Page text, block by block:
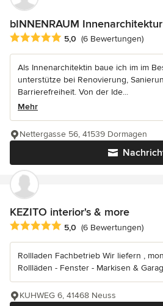
bINNENRAUM
Durchschnittliche Bewertung: 5 von
5,0 (6 Bewertungen)
Als Innenarchitektin baue ich im im
unterstütze bei Renovierung,
Barrierefreiheit. Von der Ide...
Mehr
Nettergasse 56, 41539 Dormagen
KEZITO interior's & more
Durchschnittliche Bewertung: 5 von
5,0 (6 Bewertungen)
Rollladen Fachbetrieb Wir liefern ,
Rollläden - Fenster - Markisen &
KUHWEG 6, 41468 Neuss